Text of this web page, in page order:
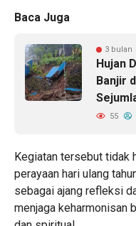
Baca Juga
3 bulan
Hujan
Banjir
55
Kegiatan tersebut tidak
perayaan hari ulang
sebagai ajang refleksi
menjaga keharmonisan